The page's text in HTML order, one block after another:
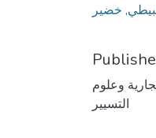
خضير
وعلوم
التسيير